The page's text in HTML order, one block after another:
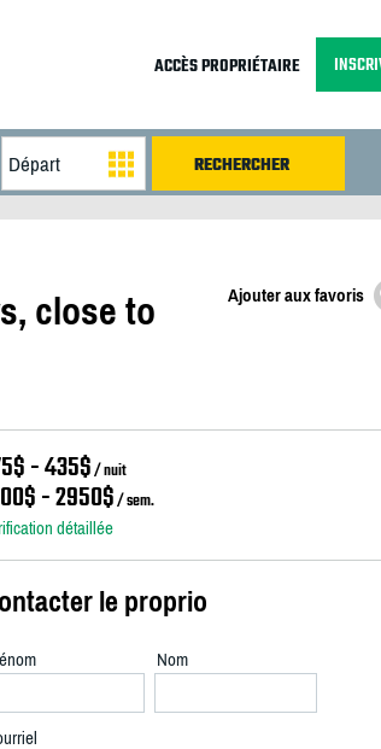
ACCÈS PROPRIÉTAIRE
close to
Ajouter aux favoris
- 435$/ nuit
- 2950$/ sem.
détaillée
le proprio
Nom